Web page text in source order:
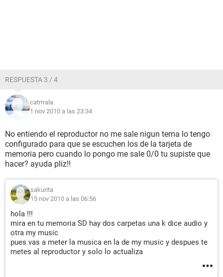
RESPUESTA 3 / 4
catrrrala
1 nov 2010 a las 23:34
No entiendo el reproductor no me sale nigun tema lo tengo
configurado para que se escuchen los de la tarjeta de
memoria pero cuando lo pongo me sale 0/0 tu supiste que
hacer? ayuda pliz!!
sakurita
15 nov 2010 a las 06:56
hola !!!
mira en tu memoria SD hay dos carpetas una k dice audio y
otra my music
pues vas a meter la musica en la de my music y despues te
metes al reproductor y solo lo actualiza